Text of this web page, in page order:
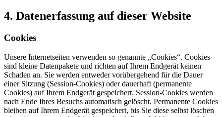
4. Datenerfassung auf dieser Website
Cookies
Unsere Internetseiten verwenden so genannte „Cookies“. Cookies
sind kleine Datenpakete und richten auf Ihrem Endgerät keinen
Schaden an. Sie werden entweder vorübergehend für die Dauer
einer Sitzung (Session-Cookies) oder dauerhaft (permanente
Cookies) auf Ihrem Endgerät gespeichert. Session-Cookies werden
nach Ende Ihres Besuchs automatisch gelöscht. Permanente Cookies
bleiben auf Ihrem Endgerät gespeichert, bis Sie diese selbst löschen